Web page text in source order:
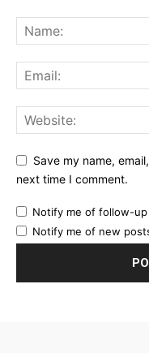
Save my name,
next time I comment.
Notify me of follow-up
Notify me of new